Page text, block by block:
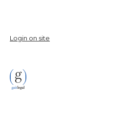
Login on site